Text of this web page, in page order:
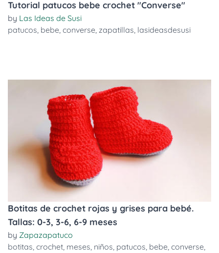
Tutorial patucos bebe crochet "Converse"
by Las Ideas de Susi
patucos, bebe, converse, zapatillas, lasideasdesusi
Botitas de crochet rojas y grises para bebé.
Tallas: 0-3, 3-6, 6-9 meses
by Zapazapatuco
botitas, crochet, meses, niños, patucos, bebe, converse,